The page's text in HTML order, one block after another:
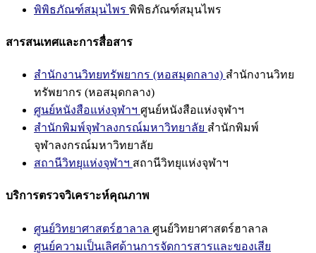
พิพิธภัณฑ์สมุนไพร พิพิธภัณฑ์สมุนไพร
สารสนเทศและการสื่อสาร
สำนักงานวิทยทรัพยากร (หอสมุดกลาง) สำนักงานวิทย
ทรัพยากร (หอสมุดกลาง)
ศูนย์หนังสือแห่งจุฬาฯ ศูนย์หนังสือแห่งจุฬาฯ
สำนักพิมพ์จุฬาลงกรณ์มหาวิทยาลัย สำนักพิมพ์
จุฬาลงกรณ์มหาวิทยาลัย
สถานีวิทยุแห่งจุฬาฯ สถานีวิทยุแห่งจุฬาฯ
บริการตรวจวิเคราะห์คุณภาพ
ศูนย์วิทยาศาสตร์ฮาลาล ศูนย์วิทยาศาสตร์ฮาลาล
ศูนย์ความเป็นเลิศด้านการจัดการสารและของเสีย